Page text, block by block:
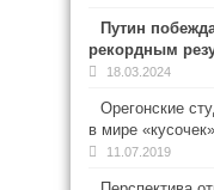
Путин
рекордным
18.03.2024
Орегонские
в мире
11.07.2019